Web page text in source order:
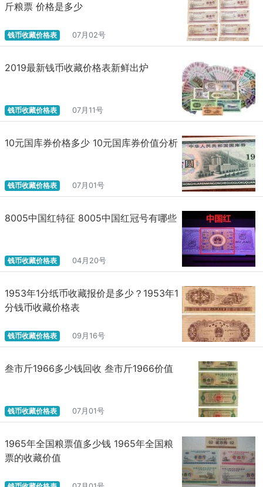
斤粮票 价格是多少
钱币收藏价格表 07月02号
2019最新钱币收藏价格表新鲜出炉
钱币收藏价格表 07月11号
10元国库券价格多少 10元国库券价值分析
钱币收藏价格表 07月01号
8005中国红特征 8005中国红冠号有哪些
钱币收藏价格表 04月20号
​1953年1分纸币收藏报价是多少？1953年1
分钱币收藏价格表
钱币收藏价格表 09月16号
叁市斤1966多少钱回收 叁市斤1966价值
钱币收藏价格表 07月01号
1965年全国粮票值多少钱 1965年全国粮
票的收藏价值